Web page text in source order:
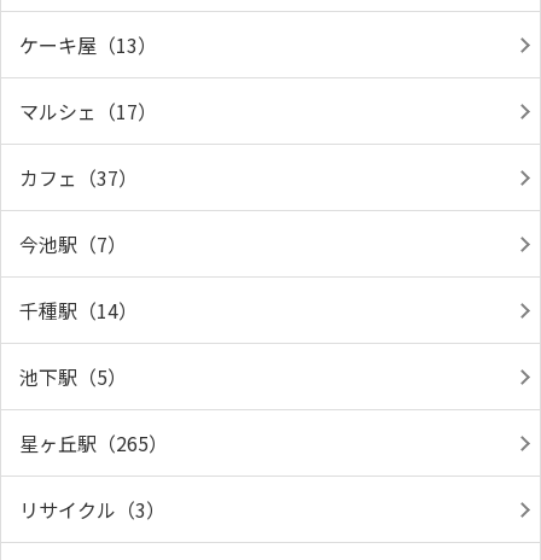
ケーキ屋（13）
マルシェ（17）
カフェ（37）
今池駅（7）
千種駅（14）
池下駅（5）
星ヶ丘駅（265）
リサイクル（3）